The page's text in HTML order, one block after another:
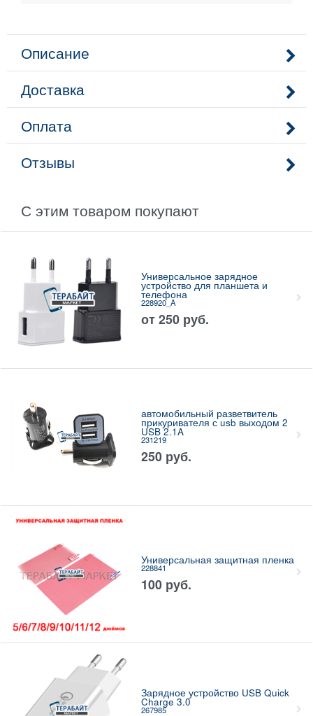
Описание
Доставка
Оплата
Отзывы
С этим товаром покупают
Универсальное зарядное
устройство для планшета и
телефона
228920_A
от 250 руб.
автомобильный разветвитель
прикуривателя с usb выходом 2
USB 2.1A
231219
250 руб.
Универсальная защитная пленка
228841
100 руб.
Зарядное устройство USB Quick
Charge 3.0
267985